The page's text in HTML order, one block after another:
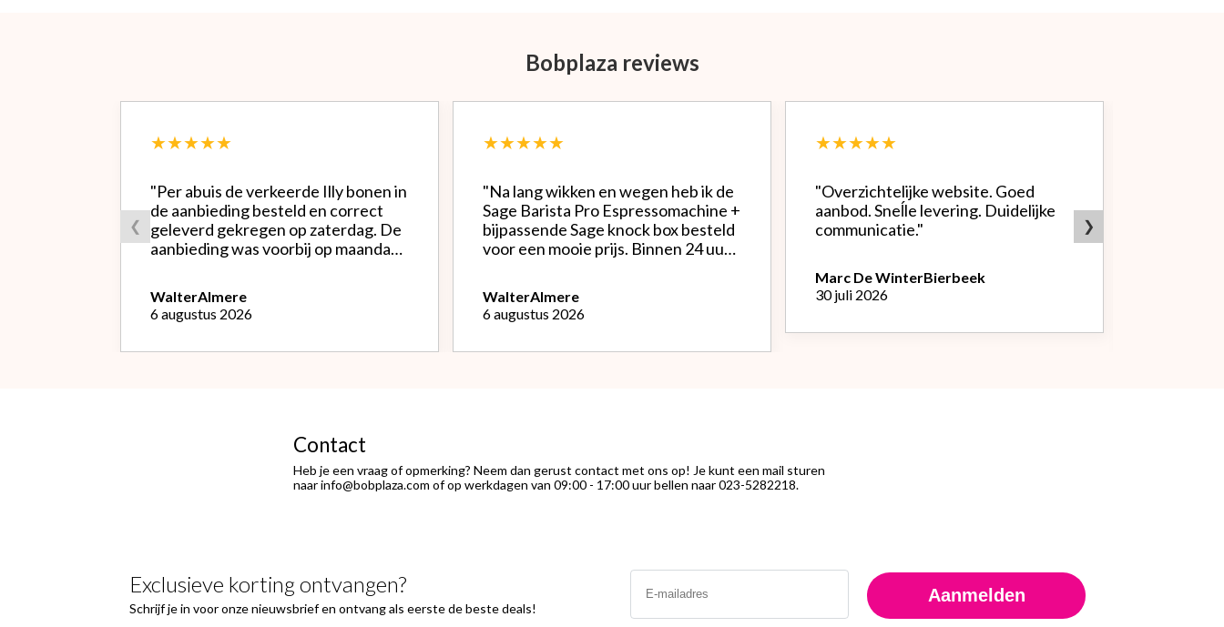
Bobplaza reviews
❮
★★★★★
"Per abuis de verkeerde Illy bonen in
de aanbieding besteld en correct
geleverd gekregen op zaterdag. De
aanbieding was voorbij op maandag
soort. Telefonisch gevraagd of ze
geruild konden worden voor de
logisch) de betaling terug
WalterAlmere
6 augustus 2026
★★★★★
"Na lang wikken en wegen heb ik de
Sage Barista Pro Espressomachine +
bijpassende Sage knock box besteld
voor een mooie prijs. Binnen 24 uur
instellen bonenmolen heb ik van de
eerste kopjes uitstekende espresso
WalterAlmere
6 augustus 2026
★★★★★
"Overzichtelijke website. Goed
aanbod. Sneĺle levering. Duidelijke
communicatie."
Marc De WinterBierbeek
30 juli 2026
❯
Contact
Heb je een vraag of opmerking? Neem dan gerust contact met ons op! Je kunt een mail sturen
naar info@bobplaza.com of op werkdagen van 09:00 - 17:00 uur bellen naar 023-5282218.
Exclusieve korting ontvangen?
Schrijf je in voor onze nieuwsbrief en ontvang als eerste de beste deals!
Email
Aanmelden